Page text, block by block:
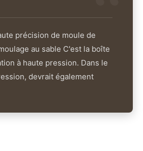
précision de moule de
au sable C'est la boîte
à haute pression. Dans le
devrait également